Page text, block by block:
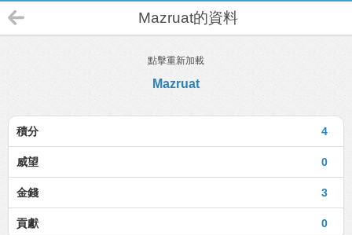
Mazruat的資料
點擊重新加載
Mazruat
4
積分
0
威望
3
金錢
0
貢獻